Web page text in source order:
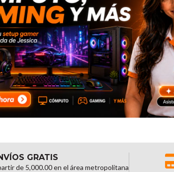
GRATIS
de 5,000.00 en el área metropolitana